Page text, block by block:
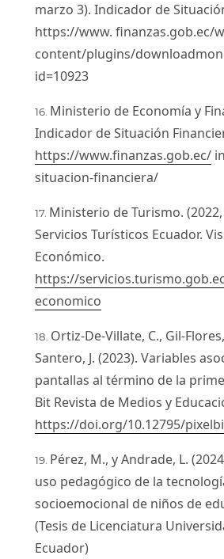
marzo 3). Indicador de
https://www. finanzas.gob.ec/
content/plugins/
id=10923
Ministerio de Economía y
Indicador de Situación
https://www.finanzas.gob.ec/
situacion-financiera/
Ministerio de Turismo.
Servicios Turísticos Ecuador.
Económico.
https://
economico
Ortiz-De-Villate, C., Gil-
Santero, J. (2023). Variables
pantallas al término de la
Bit Revista de Medios y
https://doi.org/10.12795/
Pérez, M., y Andrade, L.
uso pedagógico de la
socioemocional de niños de
(Tesis de Licenciatura
Ecuador)